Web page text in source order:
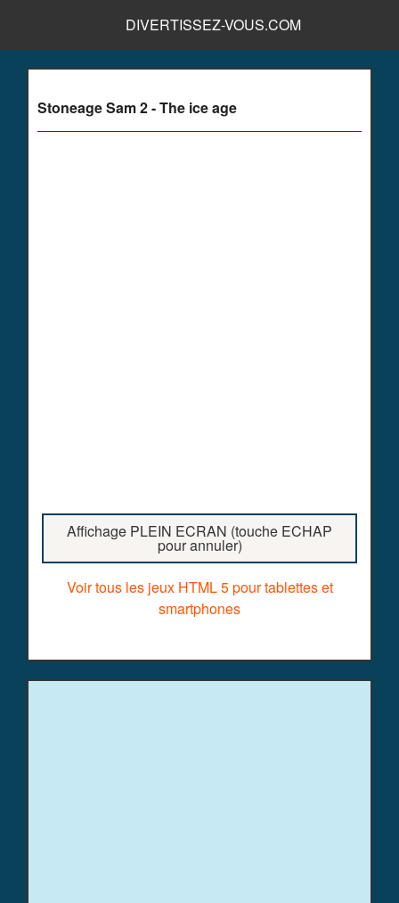
DIVERTISSEZ-VOUS.COM
Stoneage Sam 2 - The ice age
Affichage PLEIN ECRAN (touche ECHAP
pour annuler)
Voir tous les jeux HTML 5 pour tablettes et
smartphones